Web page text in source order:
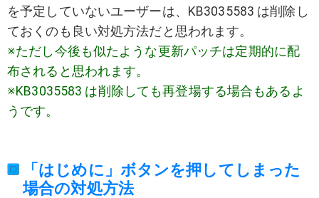
を予定していないユーザーは、KB3035583 は削除し
ておくのも良い対処方法だと思われます。
※ただし今後も似たような更新パッチは定期的に配
布されると思われます。
※KB3035583 は削除しても再登場する場合もあるよ
うです。
「はじめに」ボタンを押してしまった
場合の対処方法